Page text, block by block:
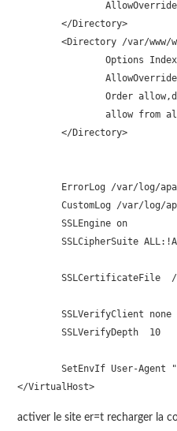
        </Directory>
<Directory /var/www/
Options
Order
allow from
        </Directory>
	CustomLog /var/log/apache2/access.log combined
        SSLEngine on
SSLCipherSuite
SSLCertificateFile
        SSLVerifyClient none
        SSLVerifyDepth  10
SetEnvIf User-Agent
activer le site er=t recharger la